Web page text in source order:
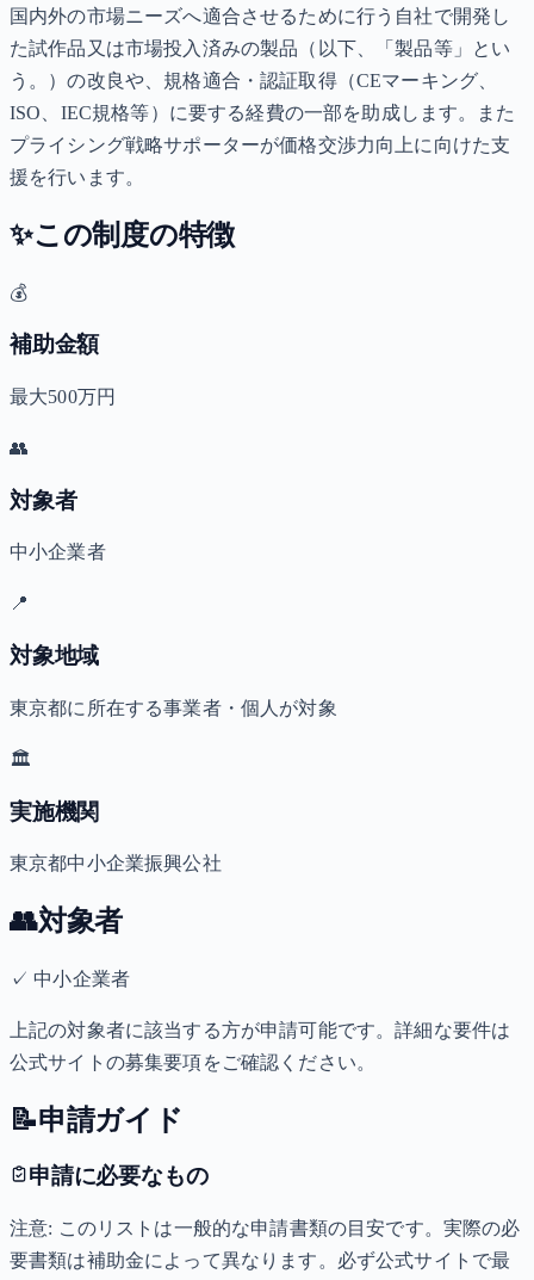
国内外の市場ニーズへ適合させるために行う自社で開発し
た試作品又は市場投入済みの製品（以下、「製品等」とい
う。）の改良や、規格適合・認証取得（CEマーキング、
ISO、IEC規格等）に要する経費の一部を助成します。また
プライシング戦略サポーターが価格交渉力向上に向けた支
援を行います。
✨この制度の特徴
💰
補助金額
最大500万円
👥
対象者
中小企業者
📍
対象地域
東京都に所在する事業者・個人が対象
🏛️
実施機関
東京都中小企業振興公社
👥対象者
✓ 中小企業者
上記の対象者に該当する方が申請可能です。詳細な要件は
公式サイトの募集要項をご確認ください。
📝申請ガイド
申請に必要なもの
注意: このリストは一般的な申請書類の目安です。実際の必
要書類は補助金によって異なります。必ず公式サイトで最